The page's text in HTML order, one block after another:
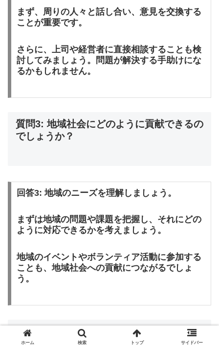
まず、周りの人々と話し合い、意見を交換する
ことが重要です。
さらに、上司や経営者に直接相談することも検
討してみましょう。問題が解決する手助けにな
るかもしれません。
質問3: 地域社会にどのように貢献できるの
でしょうか？
回答3: 地域のニーズを理解しましょう。
まずは地域の問題や課題を把握し、それにどの
ように対応できるかを考えましょう。
地域のイベントやボランティア活動に参加する
ことも、地域社会への貢献につながるでしょ
う。
質問4: 介護サービスに参加するメリットは
ありますか？
ホーム 検索 トップ サイドバー